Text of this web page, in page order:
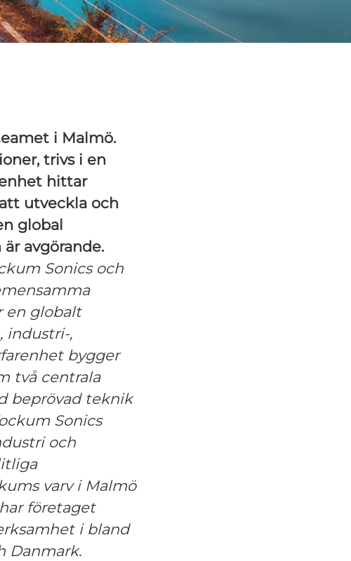
i Malmö.
trivs i en
hittar
utveckla och
global
avgörande.
Sonicsoch
en globalt
industri-,
bygger
två centrala
beprövad teknik
Sonics
och
varv i Malmö
företaget
i bland
Danmark.